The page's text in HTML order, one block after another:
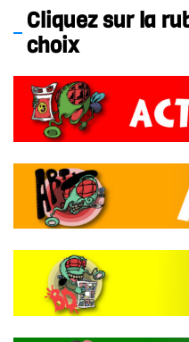
Cliquez sur la
choix